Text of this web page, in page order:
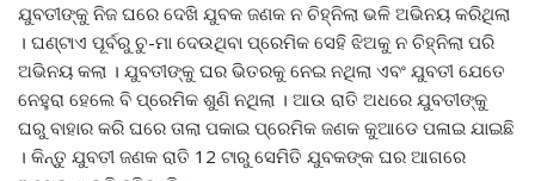
ଯୁବତୀଙ୍କୁ ନିଜ ଘରେ ଦେଖି ଯୁବକ ଜଣକ ନ ଚିହ୍ନିଲା ଭଳି ଅଭିନୟ କରିଥିଲା
। ଘଣ୍ଟାଏ ପୂର୍ବରୁ ଚୁ-ମା ଦେଉଥିବା ପ୍ରେମିକ ସେହି ଝିଅକୁ ନ ଚିହ୍ନିଲା ପରି
ଅଭିନୟ କଲା । ଯୁବତୀଙ୍କୁ ଘର ଭିତରକୁ ନେଇ ନଥିଲା ଏବଂ ଯୁବତୀ ଯେତେ
ନେହୁରା ହେଲେ ବି ପ୍ରେମିକ ଶୁଣି ନଥିଲା । ଆଉ ରାତି ଅଧରେ ଯୁବତୀଙ୍କୁ
ଘରୁ ବାହାର କରି ଘରେ ତାଲା ପକାଇ ପ୍ରେମିକ ଜଣକ କୁଆଡେ ପଳାଇ ଯାଇଛି
। କିନ୍ତୁ ଯୁବତୀ ଜଣକ ରାତି 12 ଟାରୁ ସେମିତି ଯୁବକଙ୍କ ଘର ଆଗରେ